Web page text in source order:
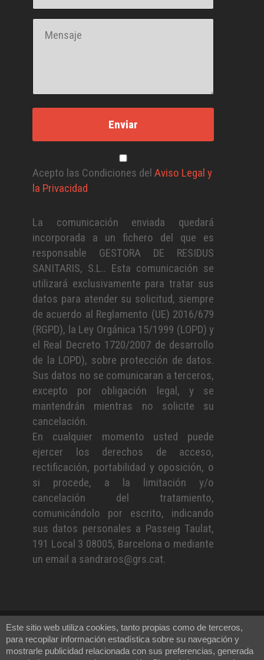
Acepto las Condiciones del Aviso Legal y
la Privacidad
La comunicación enviada quedará
incorporada a un fichero del que es
responsable GESTORA DE RESIDUS
SANITARIS, S.L.. Esta comunicación se
utilizará exclusivamente para tratar sus
datos para atender su solicitud, siempre
de acuerdo al Reglamento (UE) 2016/679
(RGPD), la Ley Orgánica 15/1999 (LOPD) y
el Real Decreto 1720/2007 de desarrollo
de la LOPD), sobre protección de datos.
Sus datos no se comunicaran a terceros,
excepto por obligación legal, y se
mantendrán mientras no solicite su
cancelación.
En cualquier momento usted puede
ejercer los derechos de acceso,
rectificación, portabilidad y oposición, o
si procede, a la limitación y/o
cancelación del tratamiento,
comunicándolo por escrito, indicando
sus datos personales a Passeig Taulat,
191 Local 3 08005, Barcelona o mediante
un email a sandraros@grs.cat.
@2022 GRS S.L.
Este sitio web utiliza cookies, tanto propias como de terceros,
para recopilar información estadística sobre su navegación y
mostrarle publicidad relacionada con sus preferencias, generada